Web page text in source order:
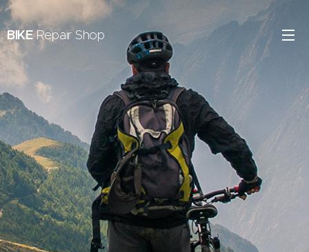
BIKERepair Shop